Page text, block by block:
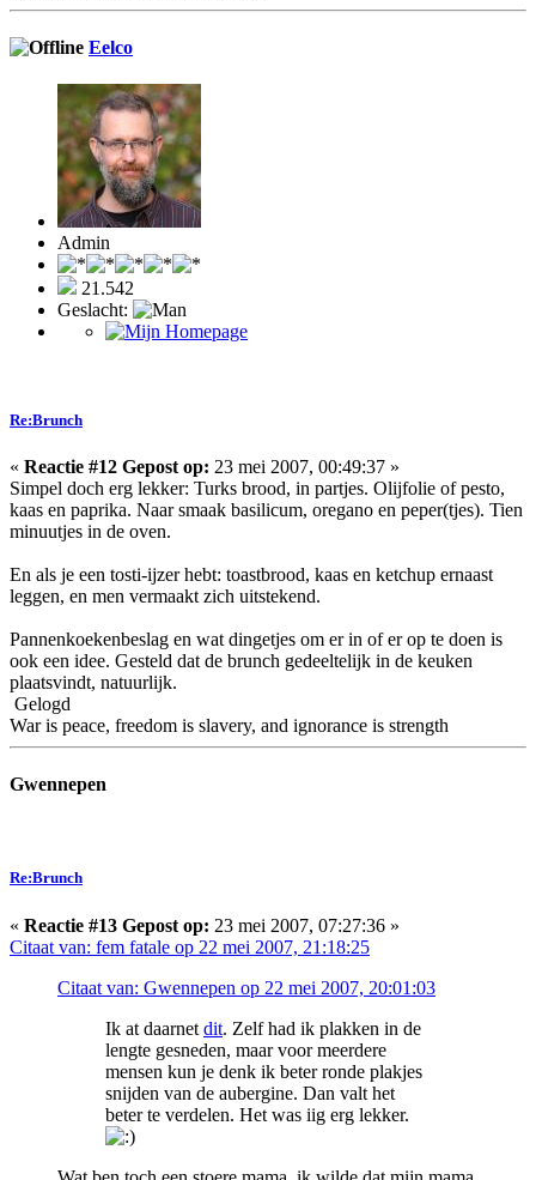
Eelco
Admin
21.542
Geslacht:
Re:Brunch
« Reactie #12 Gepost op: 23 mei 2007, 00:49:37 »
Simpel doch erg lekker: Turks brood, in partjes. Olijfolie of pesto,
kaas en paprika. Naar smaak basilicum, oregano en peper(tjes). Tien
minuutjes in de oven.
En als je een tosti-ijzer hebt: toastbrood, kaas en ketchup ernaast
leggen, en men vermaakt zich uitstekend.
Pannenkoekenbeslag en wat dingetjes om er in of er op te doen is
ook een idee. Gesteld dat de brunch gedeeltelijk in de keuken
plaatsvindt, natuurlijk.
Gelogd
War is peace, freedom is slavery, and ignorance is strength
Gwennepen
Re:Brunch
« Reactie #13 Gepost op: 23 mei 2007, 07:27:36 »
Citaat van: fem fatale op 22 mei 2007, 21:18:25
Citaat van: Gwennepen op 22 mei 2007, 20:01:03
Ik at daarnet dit. Zelf had ik plakken in de
lengte gesneden, maar voor meerdere
mensen kun je denk ik beter ronde plakjes
snijden van de aubergine. Dan valt het
beter te verdelen. Het was iig erg lekker.